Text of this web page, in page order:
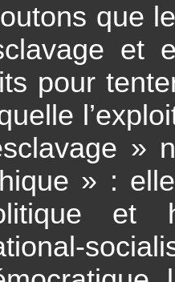
que
et
pour
»
» :
et